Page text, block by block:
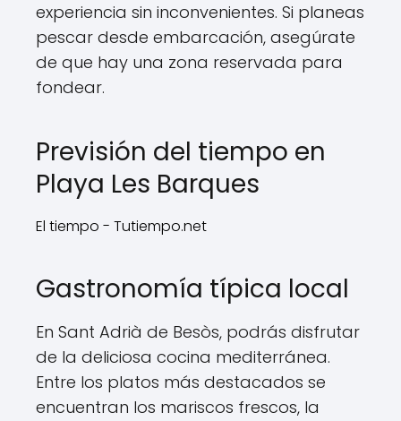
experiencia sin inconvenientes. Si planeas
pescar desde embarcación, asegúrate
de que hay una zona reservada para
fondear.
Previsión del tiempo en
Playa Les Barques
El tiempo - Tutiempo.net
Gastronomía típica local
En Sant Adrià de Besòs, podrás disfrutar
de la deliciosa cocina mediterránea.
Entre los platos más destacados se
encuentran los mariscos frescos, la